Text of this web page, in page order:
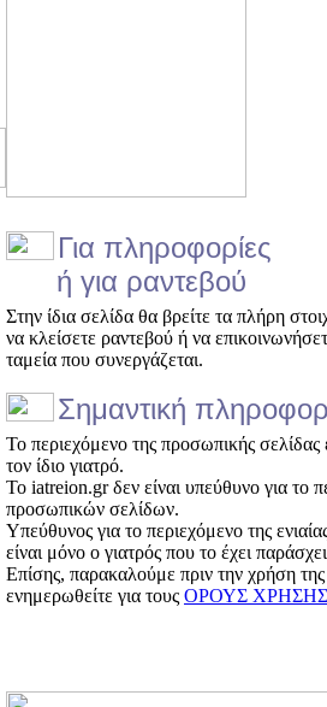
Για πληροφορίες
ή για ραντεβού
Στην ίδια σελίδα θα βρείτε τα πλήρη
να κλείσετε ραντεβού ή να
ταμεία που συνεργάζεται.
Σημαντική
Το περιεχόμενο της προσωπικής σελίδας
τον ίδιο γιατρό.
Το iatreion.gr δεν είναι υπεύθυνο για το
προσωπικών σελίδων.
Υπεύθυνος για το περιεχόμενο της
είναι μόνο ο γιατρός που το έχει
Επίσης, παρακαλούμε πριν την χρήση
ενημερωθείτε για τους ΟΡΟΥΣ ΧΡΗΣΗΣ